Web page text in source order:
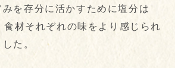
を存分に活かすために塩分は
材それぞれの味をより感じられ
た。